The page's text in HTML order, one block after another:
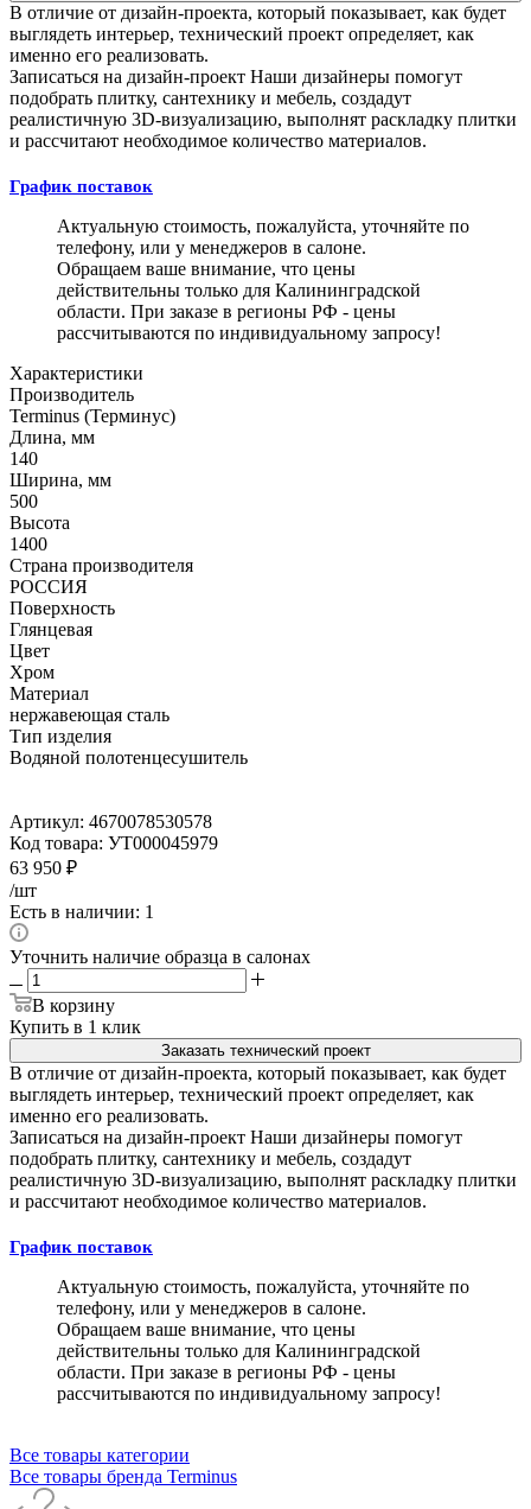
В отличие от дизайн-проекта, который показывает, как будет
выглядеть интерьер, технический проект определяет, как
именно его реализовать.
Записаться на дизайн-проект Наши дизайнеры помогут
подобрать плитку, сантехнику и мебель, создадут
реалистичную 3D-визуализацию, выполнят раскладку плитки
и рассчитают необходимое количество материалов.
График поставок
Актуальную стоимость, пожалуйста, уточняйте по
телефону, или у менеджеров в салоне.
Обращаем ваше внимание, что цены
действительны только для Калининградской
области. При заказе в регионы РФ - цены
рассчитываются по индивидуальному запросу!
Характеристики
Производитель
Terminus (Терминус)
Длина, мм
140
Ширина, мм
500
Высота
1400
Страна производителя
РОССИЯ
Поверхность
Глянцевая
Цвет
Хром
Материал
нержавеющая сталь
Тип изделия
Водяной полотенцесушитель
Артикул: 4670078530578
Код товара: УТ000045979
63 950 ₽
/шт
Есть в наличии: 1
Уточнить наличие образца в салонах
В корзину
Купить в 1 клик
Заказать технический проект
В отличие от дизайн-проекта, который показывает, как будет
выглядеть интерьер, технический проект определяет, как
именно его реализовать.
Записаться на дизайн-проект Наши дизайнеры помогут
подобрать плитку, сантехнику и мебель, создадут
реалистичную 3D-визуализацию, выполнят раскладку плитки
и рассчитают необходимое количество материалов.
График поставок
Актуальную стоимость, пожалуйста, уточняйте по
телефону, или у менеджеров в салоне.
Обращаем ваше внимание, что цены
действительны только для Калининградской
области. При заказе в регионы РФ - цены
рассчитываются по индивидуальному запросу!
Все товары категории
Все товары бренда Terminus